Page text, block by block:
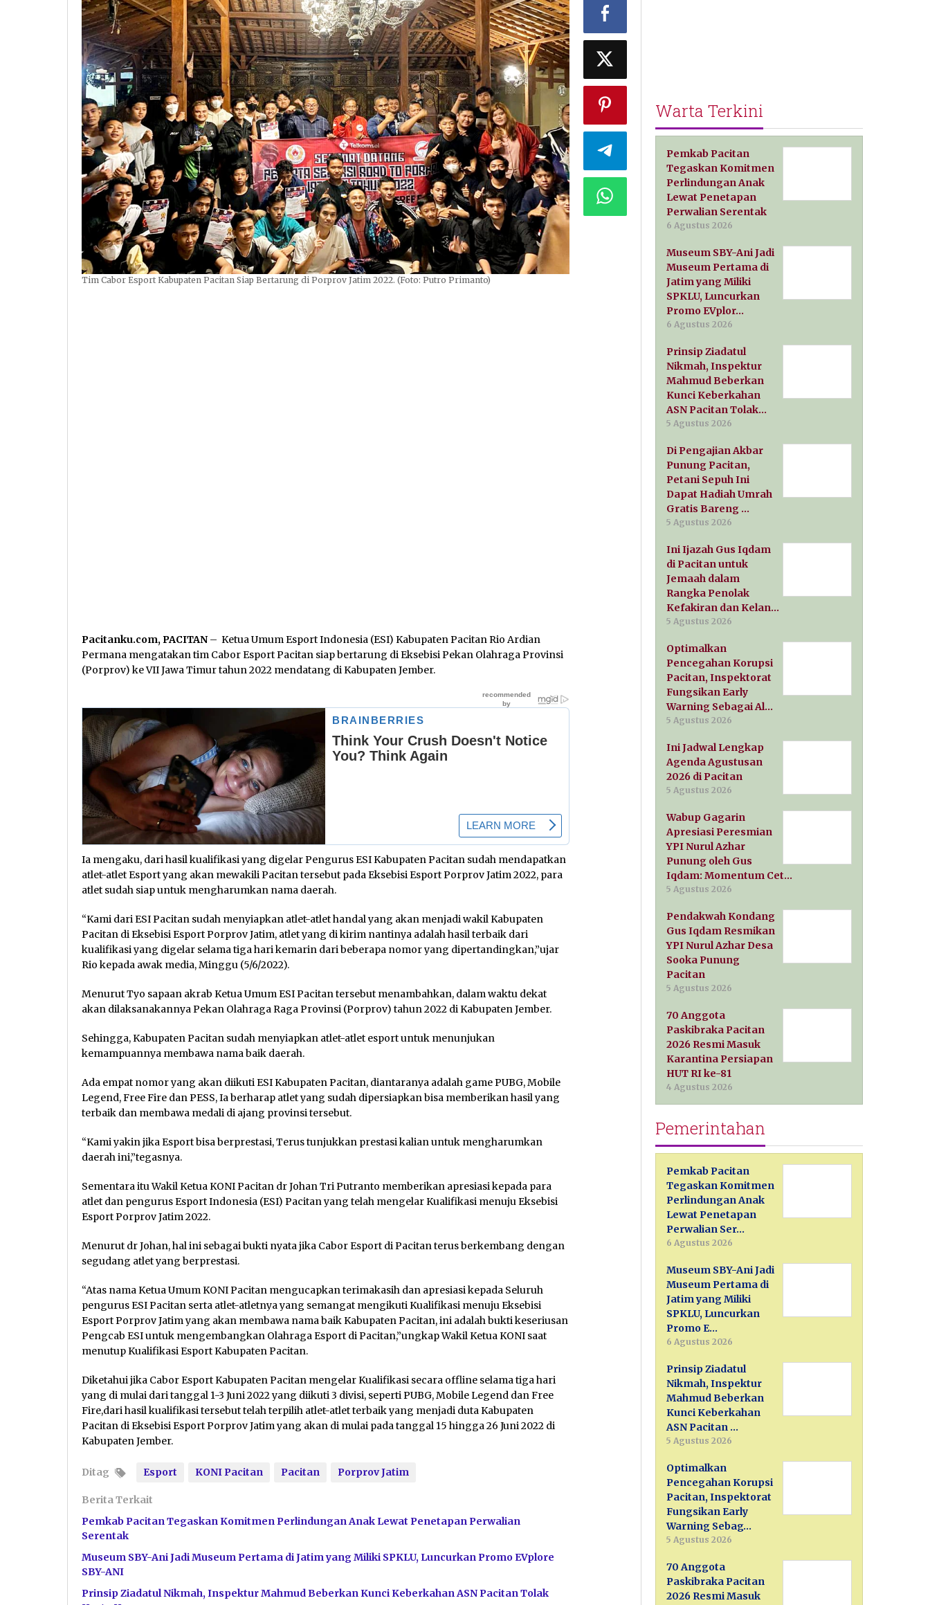
Tim Cabor Esport Kabupaten Pacitan Siap Bertarung di Porprov Jatim 2022. (Foto: Putro Primanto)
Pacitanku.com, PACITAN – Ketua Umum Esport Indonesia (ESI) Kabupaten Pacitan Rio Ardian
Permana mengatakan tim Cabor Esport Pacitan siap bertarung di Eksebisi Pekan Olahraga Provinsi
(Porprov) ke VII Jawa Timur tahun 2022 mendatang di Kabupaten Jember.
Ia mengaku, dari hasil kualifikasi yang digelar Pengurus ESI Kabupaten Pacitan sudah mendapatkan
atlet-atlet Esport yang akan mewakili Pacitan tersebut pada Eksebisi Esport Porprov Jatim 2022, para
atlet sudah siap untuk mengharumkan nama daerah.
“Kami dari ESI Pacitan sudah menyiapkan atlet-atlet handal yang akan menjadi wakil Kabupaten
Pacitan di Eksebisi Esport Porprov Jatim, atlet yang di kirim nantinya adalah hasil terbaik dari
kualifikasi yang digelar selama tiga hari kemarin dari beberapa nomor yang dipertandingkan,”ujar
Rio kepada awak media, Minggu (5/6/2022).
Menurut Tyo sapaan akrab Ketua Umum ESI Pacitan tersebut menambahkan, dalam waktu dekat
akan dilaksanakannya Pekan Olahraga Raga Provinsi (Porprov) tahun 2022 di Kabupaten Jember.
Sehingga, Kabupaten Pacitan sudah menyiapkan atlet-atlet esport untuk menunjukan
kemampuannya membawa nama baik daerah.
Ada empat nomor yang akan diikuti ESI Kabupaten Pacitan, diantaranya adalah game PUBG, Mobile
Legend, Free Fire dan PESS, Ia berharap atlet yang sudah dipersiapkan bisa memberikan hasil yang
terbaik dan membawa medali di ajang provinsi tersebut.
“Kami yakin jika Esport bisa berprestasi, Terus tunjukkan prestasi kalian untuk mengharumkan
daerah ini,”tegasnya.
Sementara itu Wakil Ketua KONI Pacitan dr Johan Tri Putranto memberikan apresiasi kepada para
atlet dan pengurus Esport Indonesia (ESI) Pacitan yang telah mengelar Kualifikasi menuju Eksebisi
Esport Porprov Jatim 2022.
Menurut dr Johan, hal ini sebagai bukti nyata jika Cabor Esport di Pacitan terus berkembang dengan
segudang atlet yang berprestasi.
“Atas nama Ketua Umum KONI Pacitan mengucapkan terimakasih dan apresiasi kepada Seluruh
pengurus ESI Pacitan serta atlet-atletnya yang semangat mengikuti Kualifikasi menuju Eksebisi
Esport Porprov Jatim yang akan membawa nama baik Kabupaten Pacitan, ini adalah bukti keseriusan
Pengcab ESI untuk mengembangkan Olahraga Esport di Pacitan,”ungkap Wakil Ketua KONI saat
menutup Kualifikasi Esport Kabupaten Pacitan.
Diketahui jika Cabor Esport Kabupaten Pacitan mengelar Kualifikasi secara offline selama tiga hari
yang di mulai dari tanggal 1-3 Juni 2022 yang diikuti 3 divisi, seperti PUBG, Mobile Legend dan Free
Fire,dari hasil kualifikasi tersebut telah terpilih atlet-atlet terbaik yang menjadi duta Kabupaten
Pacitan di Eksebisi Esport Porprov Jatim yang akan di mulai pada tanggal 15 hingga 26 Juni 2022 di
Kabupaten Jember.
Ditag Esport KONI Pacitan Pacitan Porprov Jatim
Berita Terkait
Pemkab Pacitan Tegaskan Komitmen Perlindungan Anak Lewat Penetapan Perwalian
Serentak
Museum SBY-Ani Jadi Museum Pertama di Jatim yang Miliki SPKLU, Luncurkan Promo EVplore
SBY-ANI
Prinsip Ziadatul Nikmah, Inspektur Mahmud Beberkan Kunci Keberkahan ASN Pacitan Tolak
Warta Terkini
Pemkab Pacitan
Tegaskan Komitmen
Perlindungan Anak
Lewat Penetapan
Perwalian Serentak
6 Agustus 2026
Museum SBY-Ani Jadi
Museum Pertama di
Jatim yang Miliki
SPKLU, Luncurkan
Promo EVplor…
6 Agustus 2026
Prinsip Ziadatul
Nikmah, Inspektur
Mahmud Beberkan
Kunci Keberkahan
ASN Pacitan Tolak…
5 Agustus 2026
Di Pengajian Akbar
Punung Pacitan,
Petani Sepuh Ini
Dapat Hadiah Umrah
Gratis Bareng …
5 Agustus 2026
Ini Ijazah Gus Iqdam
di Pacitan untuk
Jemaah dalam
Rangka Penolak
Kefakiran dan Kelan…
5 Agustus 2026
Optimalkan
Pencegahan Korupsi
Pacitan, Inspektorat
Fungsikan Early
Warning Sebagai Al…
5 Agustus 2026
Ini Jadwal Lengkap
Agenda Agustusan
2026 di Pacitan
5 Agustus 2026
Wabup Gagarin
Apresiasi Peresmian
YPI Nurul Azhar
Punung oleh Gus
Iqdam: Momentum Cet…
5 Agustus 2026
Pendakwah Kondang
Gus Iqdam Resmikan
YPI Nurul Azhar Desa
Sooka Punung
Pacitan
5 Agustus 2026
70 Anggota
Paskibraka Pacitan
2026 Resmi Masuk
Karantina Persiapan
HUT RI ke-81
4 Agustus 2026
Pemerintahan
Pemkab Pacitan
Tegaskan Komitmen
Perlindungan Anak
Lewat Penetapan
Perwalian Ser…
6 Agustus 2026
Museum SBY-Ani Jadi
Museum Pertama di
Jatim yang Miliki
SPKLU, Luncurkan
Promo E…
6 Agustus 2026
Prinsip Ziadatul
Nikmah, Inspektur
Mahmud Beberkan
Kunci Keberkahan
ASN Pacitan …
5 Agustus 2026
Optimalkan
Pencegahan Korupsi
Pacitan, Inspektorat
Fungsikan Early
Warning Sebag…
5 Agustus 2026
70 Anggota
Paskibraka Pacitan
2026 Resmi Masuk